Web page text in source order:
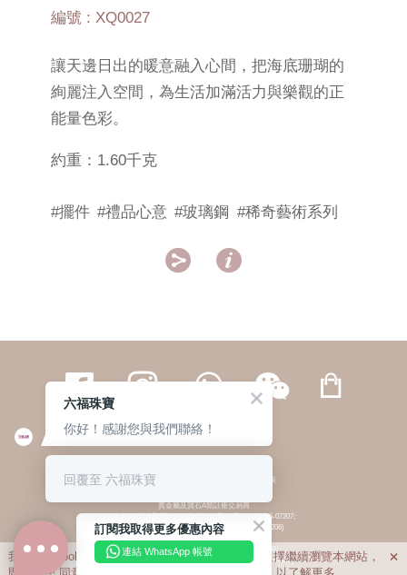
編號 : XQ0027
讓天邊日出的暖意融入心間，把海底珊瑚的
絢麗注入空間，為生活加滿活力與樂觀的正
能量色彩。
約重：1.60千克
#擺件 #禮品心意 #玻璃鋼 #稀奇藝術系列
 
繁體 | 簡体
© 六福集團 版權所有 不得轉載 私隱政策
貴金屬及寶石A類註冊交易商
(六福企業禮品(國際)有限公司-註冊號碼:A-B-24-05-07207;
六福電子商貿有限公司-註冊號碼:A-B-24-05-07206)
貴金屬及寶石B類註冊交易商
(六福集團有限公司-註冊號碼:B-B-24-05-07258;
六福珠寶金行(香港)有限公司-註冊號碼:B-B-24-05-07259)
我們利用cookies為您提供最佳的瀏覽體驗。若您選擇繼續瀏覽本網站，

訂閱我取得更多優惠內容
連結 WhatsApp 帳號
六福珠寶
你好！感謝您與我們聯絡！
回覆至 六福珠寶